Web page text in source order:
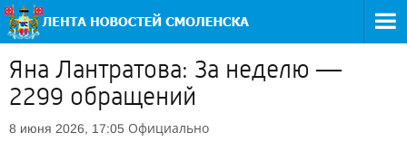
Яна Лантратова: За неделю —
2299 обращений
8 июня 2026, 17:05 Официально